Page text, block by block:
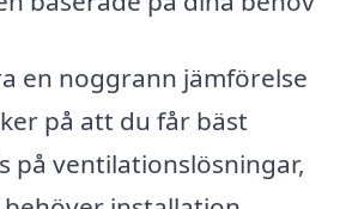
en noggrann jämförelse
på att du får bäst
på ventilationslösningar,